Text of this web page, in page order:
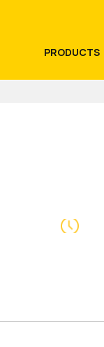
PRODUCTS